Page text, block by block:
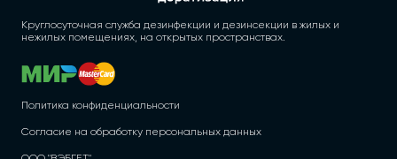
Круглосуточная служба дезинфекции и дезинсекции в жилых и
нежилых помещениях, на открытых пространствах.
Политика конфиденциальности
Согласие на обработку персональных данных